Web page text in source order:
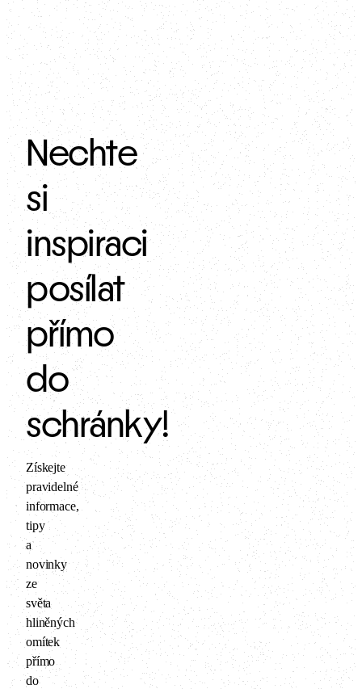
Nechte
si
inspiraci
posílat
přímo
do
schránky!
Získejte
pravidelné
informace,
tipy
a
novinky
ze
světa
hliněných
omítek
přímo
do